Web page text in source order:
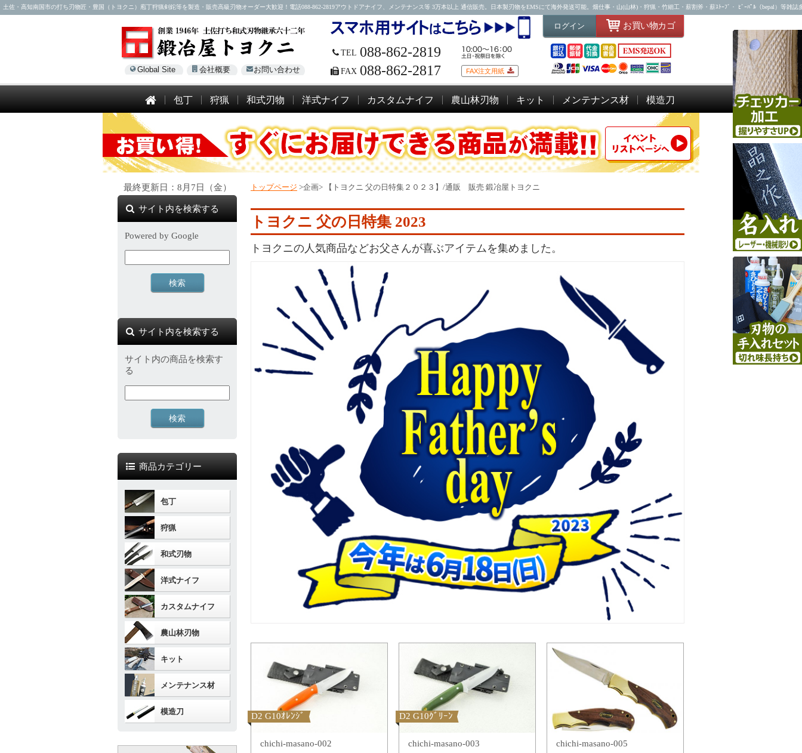
土佐・高知南国市の打ち刃物匠・豊国（トヨクニ）庖丁狩猟剣鉈等を製造・販売高級刃物オーダー大歓迎！電話088-862-2819アウトドアナイフ、メンテナンス等 3万本以上 通信販売。日本製刃物をEMSにて海外発送可能。畑仕事・山(山林)・狩猟・竹細工・薪割斧・薪ｽﾄｰﾌﾞ・ ﾋﾞｰﾊﾟﾙ（bepal）等雑誌
Global Site 会社概要 お問い合わせ
TEL 088-862-2819
FAX 088-862-2817 FAX注文用紙
ログイン お買い物カゴ
包丁 狩猟 和式刃物 洋式ナイフ カスタムナイフ 農山林刃物 キット メンテナンス材 模造刀
トップページ >企画> 【トヨクニ 父の日特集２０２３】/通販 販売 鍛冶屋トヨクニ
トヨクニ 父の日特集 2023
トヨクニの人気商品などお父さんが喜ぶアイテムを集めました。
D2 G10ｵﾚﾝｼﾞ
chichi-masano-002
D2 G10ｸﾞﾘｰﾝ
chichi-masano-003 chichi-masano-005
最終更新日：8月7日（金）
サイト内を検索する
Powered by Google
サイト内を検索する
サイト内の商品を検索す
る
商品カテゴリー
包丁
狩猟
和式刃物
洋式ナイフ
カスタムナイフ
農山林刃物
キット
メンテナンス材
模造刀